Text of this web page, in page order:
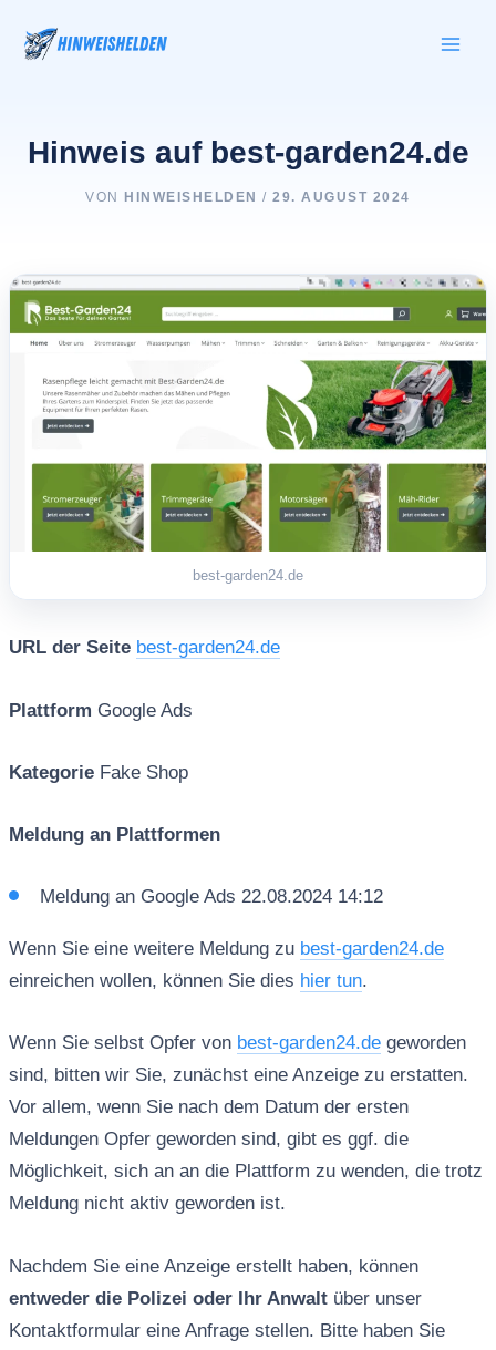
Inhalt
springen
Hinweis auf best-garden24.de
VON HINWEISHELDEN/29. AUGUST 2024
best-garden24.de
URL der Seite best-garden24.de
Plattform Google Ads
Kategorie Fake Shop
Meldung an Plattformen
Meldung an Google Ads 22.08.2024 14:12
Wenn Sie eine weitere Meldung zu best-garden24.de
einreichen wollen, können Sie dies hier tun.
Wenn Sie selbst Opfer von best-garden24.degeworden
sind, bitten wir Sie, zunächst eine Anzeige zu erstatten.
Vor allem, wenn Sie nach dem Datum der ersten
Meldungen Opfer geworden sind, gibt es ggf. die
Möglichkeit, sich an an die Plattform zu wenden, die trotz
Meldung nicht aktiv geworden ist.
Nachdem Sie eine Anzeige erstellt haben, können
entweder die Polizei oder Ihr Anwaltüber unser
Kontaktformular eine Anfrage stellen. Bitte haben Sie